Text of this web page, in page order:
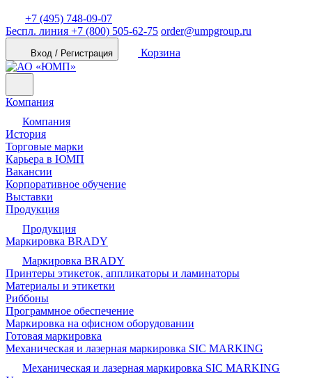
+7 (495) 748-09-07
Беспл. линия +7 (800) 505-62-75 order@umpgroup.ru
Вход / Регистрация Корзина
Компания
Компания
История
Торговые марки
Карьера в ЮМП
Вакансии
Корпоративное обучение
Выставки
Продукция
Продукция
Маркировка BRADY
Маркировка BRADY
Принтеры этикеток, аппликаторы и ламинаторы
Материалы и этикетки
Риббоны
Программное обеспечение
Маркировка на офисном оборудовании
Готовая маркировка
Механическая и лазерная маркировка SIC MARKING
Механическая и лазерная маркировка SIC MARKING